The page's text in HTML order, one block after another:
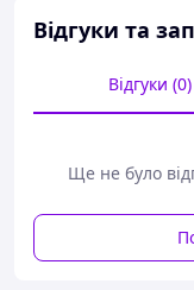
Відгуки та
Відгуки (0)
Ще не було